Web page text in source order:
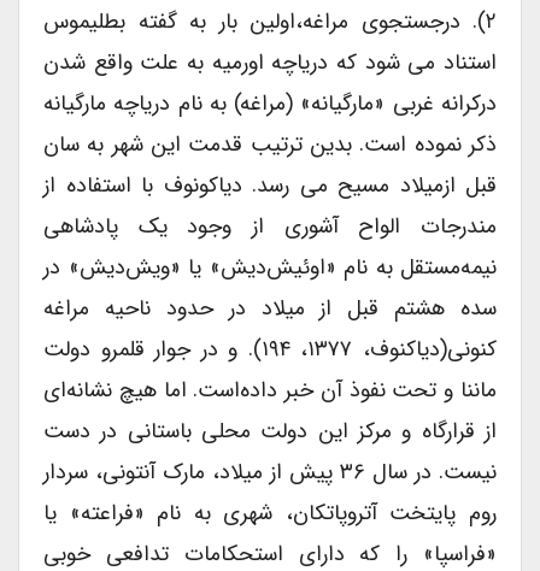
۲). درجستجوی مراغه،اولین بار به گفته بطلیموس
استناد می شود که دریاچه اورمیه به علت واقع شدن
درکرانه غربی «مارگیانه» (مراغه) به نام دریاچه مارگیانه
ذکر نموده است. بدین ترتیب قدمت این شهر به سان
قبل ازمیلاد مسیح می رسد. دیاکونوف با استفاده از
مندرجات الواح آشوری از وجود یک پادشاهی
نیمه‌مستقل به نام «اوئیش‌دیش» یا «ویش‌دیش» در
سده هشتم قبل از میلاد در حدود ناحیه مراغه
کنونی(دیاکنوف، ۱۳۷۷، ۱۹۴). و در جوار قلمرو دولت
ماننا و تحت نفوذ آن خبر داده‌است. اما هیچ نشانه‌ای
از قرارگاه و مرکز این دولت محلی باستانی در دست
نیست. در سال ۳۶ پیش از میلاد، مارک آنتونی، سردار
روم پایتخت آتروپاتکان، شهری به نام «فراعته» یا
«فراسپا» را که دارای استحکامات تدافعی خوبی